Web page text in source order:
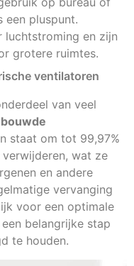
een pluspunt.
luchtstroming en zijn
grotere ruimtes.
ventilatoren
van veel
staat om tot 99,97%
wat ze
en andere
vervanging
voor een optimale
belangrijke stap
te houden.